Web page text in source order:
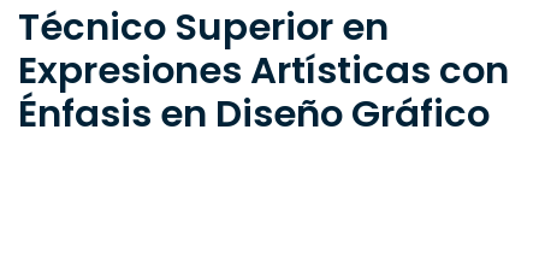
Técnico Superior en
Expresiones Artísticas con
Énfasis en Diseño Gráfico